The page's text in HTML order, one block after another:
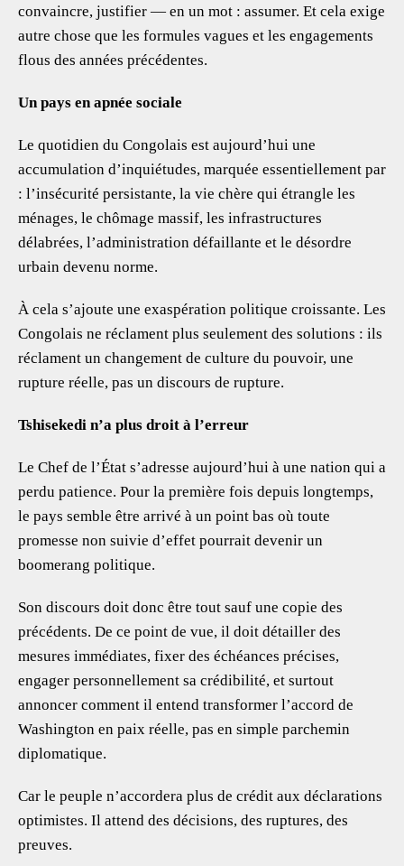
convaincre, justifier — en un mot : assumer. Et cela exige
autre chose que les formules vagues et les engagements
flous des années précédentes.
Un pays en apnée sociale
Le quotidien du Congolais est aujourd’hui une
accumulation d’inquiétudes, marquée essentiellement par
: l’insécurité persistante, la vie chère qui étrangle les
ménages, le chômage massif, les infrastructures
délabrées, l’administration défaillante et le désordre
urbain devenu norme.
À cela s’ajoute une exaspération politique croissante. Les
Congolais ne réclament plus seulement des solutions : ils
réclament un changement de culture du pouvoir, une
rupture réelle, pas un discours de rupture.
Tshisekedi n’a plus droit à l’erreur
Le Chef de l’État s’adresse aujourd’hui à une nation qui a
perdu patience. Pour la première fois depuis longtemps,
le pays semble être arrivé à un point bas où toute
promesse non suivie d’effet pourrait devenir un
boomerang politique.
Son discours doit donc être tout sauf une copie des
précédents. De ce point de vue, il doit détailler des
mesures immédiates, fixer des échéances précises,
engager personnellement sa crédibilité, et surtout
annoncer comment il entend transformer l’accord de
Washington en paix réelle, pas en simple parchemin
diplomatique.
Car le peuple n’accordera plus de crédit aux déclarations
optimistes. Il attend des décisions, des ruptures, des
preuves.